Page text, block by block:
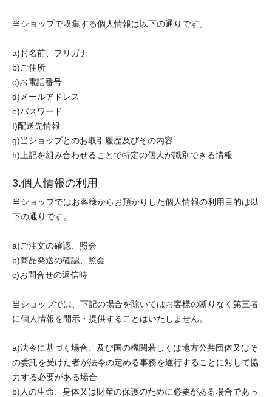
当ショップで収集する個人情報は以下の通りです。
a)お名前、フリガナ
b)ご住所
c)お電話番号
d)メールアドレス
e)パスワード
f)配送先情報
g)当ショップとのお取引履歴及びその内容
h)上記を組み合わせることで特定の個人が識別できる情報
3.個人情報の利用
当ショップではお客様からお預かりした個人情報の利用目的は以
下の通りです。
a)ご注文の確認、照会
b)商品発送の確認、照会
c)お問合せの返信時
当ショップでは、下記の場合を除いてはお客様の断りなく第三者
に個人情報を開示・提供することはいたしません。
a)法令に基づく場合、及び国の機関若しくは地方公共団体又はそ
の委託を受けた者が法令の定める事務を遂行することに対して協
力する必要がある場合
b)人の生命、身体又は財産の保護のために必要がある場合であっ